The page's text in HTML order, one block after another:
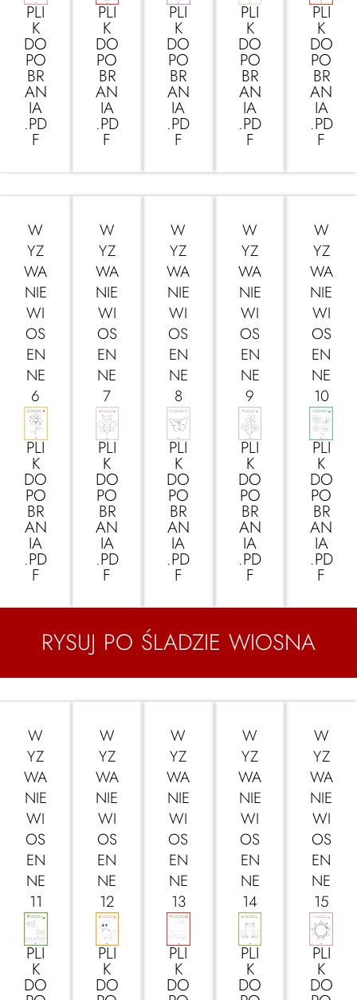
PLI
K
DO
PO
BR
AN
IA
.PD
F
PLI
K
DO
PO
BR
AN
IA
.PD
F
PLI
K
DO
PO
BR
AN
IA
.PD
F
PLI
K
DO
PO
BR
AN
IA
.PD
F
PLI
K
DO
PO
BR
AN
IA
.PD
F
W
YZ
WA
NIE
WI
OS
EN
NE
6
PLI
K
DO
PO
BR
AN
IA
.PD
F
W
YZ
WA
NIE
WI
OS
EN
NE
7
PLI
K
DO
PO
BR
AN
IA
.PD
F
W
YZ
WA
NIE
WI
OS
EN
NE
8
PLI
K
DO
PO
BR
AN
IA
.PD
F
W
YZ
WA
NIE
WI
OS
EN
NE
9
PLI
K
DO
PO
BR
AN
IA
.PD
F
W
YZ
WA
NIE
WI
OS
EN
NE
10
PLI
K
DO
PO
BR
AN
IA
.PD
F
RYSUJ PO ŚLADZIE WIOSNA
W
YZ
WA
NIE
WI
OS
EN
NE
11
PLI
K
DO
W
YZ
WA
NIE
WI
OS
EN
NE
12
PLI
K
DO
W
YZ
WA
NIE
WI
OS
EN
NE
13
PLI
K
DO
W
YZ
WA
NIE
WI
OS
EN
NE
14
PLI
K
DO
W
YZ
WA
NIE
WI
OS
EN
NE
15
PLI
K
DO